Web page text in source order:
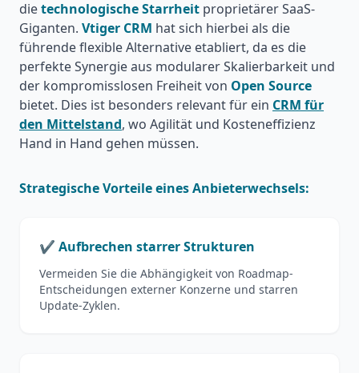
dietechnologische Starrheit proprietärer SaaS-
Giganten. Vtiger CRM hat sich hierbei als die
führende flexible Alternative etabliert, da es die
perfekte Synergie aus modularer Skalierbarkeit und
der kompromisslosen Freiheit von Open Source
bietet. Dies ist besonders relevant für ein CRM für
den Mittelstand, wo Agilität und Kosteneffizienz
Hand in Hand gehen müssen.
Strategische Vorteile eines Anbieterwechsels:
✔️ Aufbrechen starrer Strukturen
Vermeiden Sie die Abhängigkeit von Roadmap-
Entscheidungen externer Konzerne und starren
Update-Zyklen.